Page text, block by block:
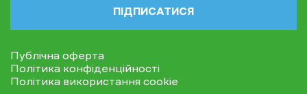
ПІДПИСАТИСЯ
Публічна оферта
Політика конфіденційності
Політика використання cookie